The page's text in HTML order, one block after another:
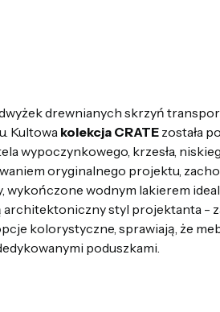
drewnianych skrzyń
Kultowa kolekcja CRATEzostała
wypoczynkowego, krzesła,
oryginalnego projektu,
wodnym lakierem
styl projektanta -
kolorystyczne, sprawiają, że
poduszkami.